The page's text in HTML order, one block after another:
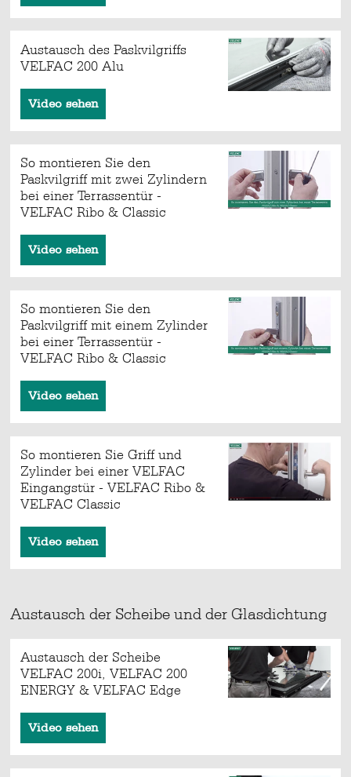
Austausch des Paskvilgriffs
VELFAC 200 Alu
Video sehen
So montieren Sie den
Paskvilgriff mit zwei Zylindern
bei einer Terrassentür -
VELFAC Ribo & Classic
Video sehen
So montieren Sie den
Paskvilgriff mit einem Zylinder
bei einer Terrassentür -
VELFAC Ribo & Classic
Video sehen
So montieren Sie Griff und
Zylinder bei einer VELFAC
Eingangstür - VELFAC Ribo &
VELFAC Classic
Video sehen
Austausch der Scheibe und der Glasdichtung
Austausch der Scheibe
VELFAC 200i, VELFAC 200
ENERGY & VELFAC Edge
Video sehen